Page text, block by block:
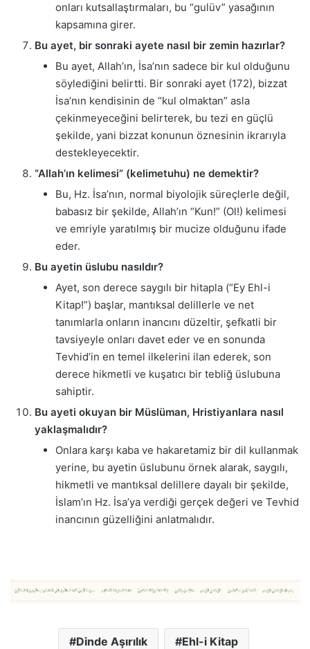
onları kutsallaştırmaları, bu “gulüv” yasağının
kapsamına girer.
Bu ayet, bir sonraki ayete nasıl bir zemin hazırlar?
Bu ayet, Allah’ın, İsa’nın sadece bir kul olduğunu
söylediğini belirtti. Bir sonraki ayet (172), bizzat
İsa’nın kendisinin de “kul olmaktan” asla
çekinmeyeceğini belirterek, bu tezi en güçlü
şekilde, yani bizzat konunun öznesinin ikrarıyla
destekleyecektir.
“Allah’ın kelimesi” (kelimetuhu) ne demektir?
Bu, Hz. İsa’nın, normal biyolojik süreçlerle değil,
babasız bir şekilde, Allah’ın “Kun!” (Ol!) kelimesi
ve emriyle yaratılmış bir mucize olduğunu ifade
eder.
Bu ayetin üslubu nasıldır?
Ayet, son derece saygılı bir hitapla (“Ey Ehl-i
Kitap!”) başlar, mantıksal delillerle ve net
tanımlarla onların inancını düzeltir, şefkatli bir
tavsiyeyle onları davet eder ve en sonunda
Tevhid’in en temel ilkelerini ilan ederek, son
derece hikmetli ve kuşatıcı bir tebliğ üslubuna
sahiptir.
Bu ayeti okuyan bir Müslüman, Hristiyanlara nasıl
yaklaşmalıdır?
Onlara karşı kaba ve hakaretamiz bir dil kullanmak
yerine, bu ayetin üslubunu örnek alarak, saygılı,
hikmetli ve mantıksal delillere dayalı bir şekilde,
İslam’ın Hz. İsa’ya verdiği gerçek değeri ve Tevhid
inancının güzelliğini anlatmalıdır.
Dinde Aşırılık Ehl-i Kitap